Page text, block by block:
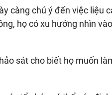
càng chú ý đến việc liệu
họ có xu hướng nhìn
sát cho biết họ muốn